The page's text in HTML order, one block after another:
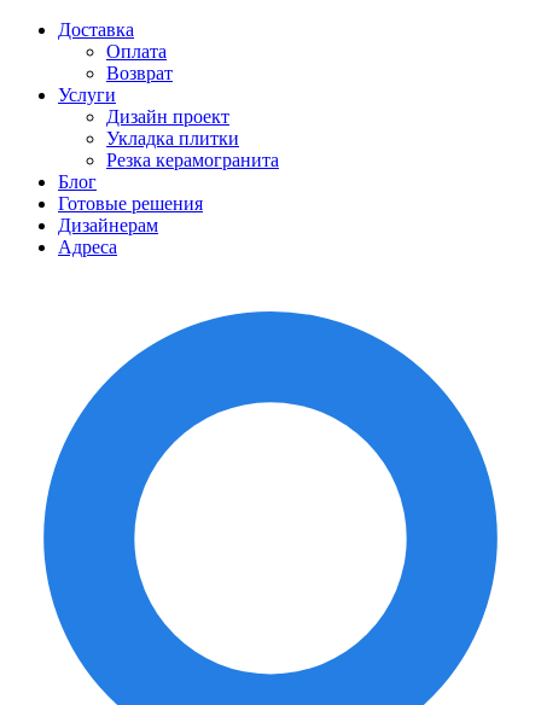
Доставка
Оплата
Возврат
Услуги
Дизайн проект
Укладка плитки
Резка керамогранита
Блог
Готовые решения
Дизайнерам
Адреса